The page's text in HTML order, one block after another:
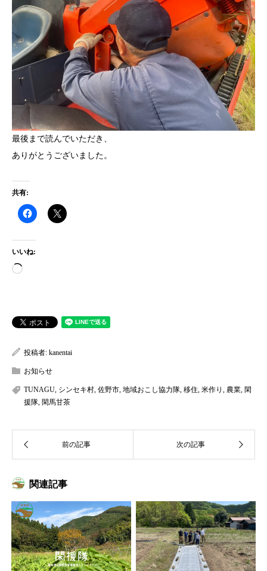
最後まで読んでいただき、
ありがとうございました。
共有:
いいね:
読
み
投稿者: kanentai
お知らせ
TUNAGU, シンセキ村, 佐野市, 地域おこし協力隊, 移住, 米作り , 農業, 閑
援隊, 閑馬甘茶
関連記事